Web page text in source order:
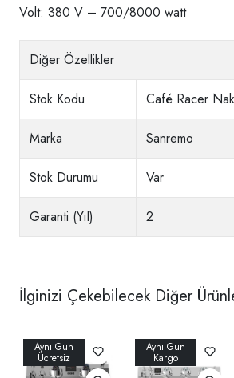
Volt: 380 V – 700/8000 watt
Diğer Özellikler
Stok Kodu Café Racer
Marka Sanremo
Stok Durumu Var
Garanti (Yıl) 2
İlginizi Çekebilecek Diğer